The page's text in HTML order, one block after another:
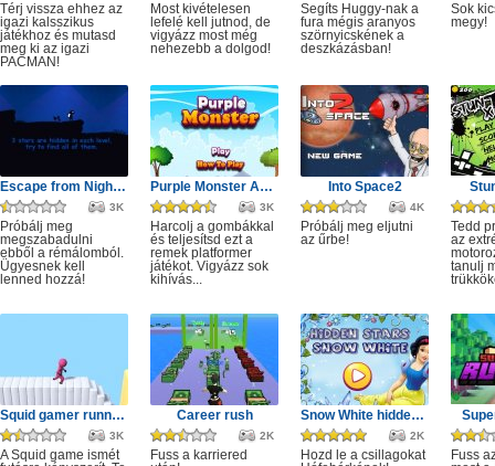
Térj vissza ehhez az
igazi kalsszikus
játékhoz és mutasd
meg ki az igazi
PACMAN!
Most kivételesen
lefelé kell jutnod, de
vigyázz most még
nehezebb a dolgod!
Segíts Huggy-nak a
fura mégis aranyos
szörnyicskének a
deszkázásban!
Sok
megy!
Escape from Nightmare
3K
Próbálj meg
megszabadulni
ebből a rémálomból.
Ügyesnek kell
lenned hozzá!
Purple Monster Adventure
3K
Harcolj a gombákkal
és teljesítsd ezt a
remek platformer
játékot. Vigyázz sok
kihívás...
Into Space2
4K
Próbálj meg eljutni
az űrbe!
Tedd
az
tanulj
Squid gamer runner obstacle
3K
A Squid game ismét
Career rush
2K
Fuss a karriered
Snow White hidden stars
2K
Hozd le a csillagokat
Fuss